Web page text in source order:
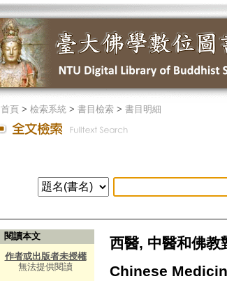
首頁> 檢索系統> 書目檢索> 書目明細
閱讀本文
作者或出版者未授權
無法提供閱讀
西醫, 中醫和佛
Chinese